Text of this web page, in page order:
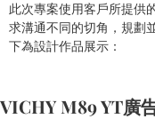
此次專案使用客戶所提供
求溝通不同的切角，規劃
下為設計作品展示：
VICHY M89 YT廣